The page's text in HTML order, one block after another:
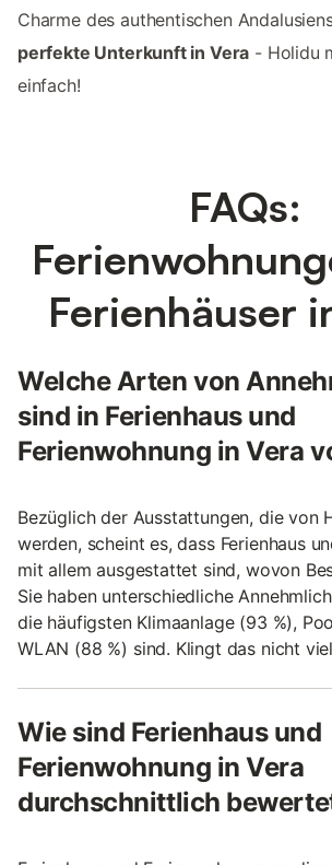
Charme des authentischen
perfekte Unterkunft in Vera - Holidu
einfach!
FAQs:
Ferienhäuser
Welche Arten von
sind in Ferienhaus und
Ferienwohnung in Vera
Bezüglich der Ausstattungen, die von
werden, scheint es, dass Ferienhaus
mit allem ausgestattet sind, wovon
Sie haben unterschiedliche
die häufigsten Klimaanlage (93 %),
WLAN (88 %) sind. Klingt das nicht
Wie sind Ferienhaus und
Ferienwohnung in Vera
durchschnittlich